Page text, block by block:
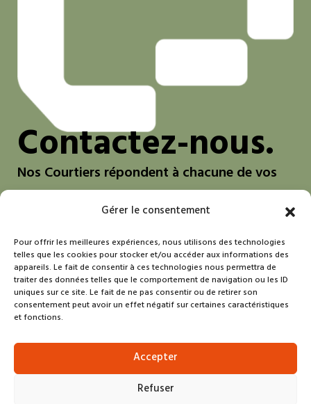
Gérer le consentement
Pour offrir les meilleures expériences, nous utilisons des technologies
telles que les cookies pour stocker et/ou accéder aux informations des
appareils. Le fait de consentir à ces technologies nous permettra de
traiter des données telles que le comportement de navigation ou les ID
uniques sur ce site. Le fait de ne pas consentir ou de retirer son
consentement peut avoir un effet négatif sur certaines caractéristiques
et fonctions.
Accepter
Refuser
Contactez-nous.
Nos Courtiers répondent à chacune de vos
Contact
Politiques de données et de
confidentialité